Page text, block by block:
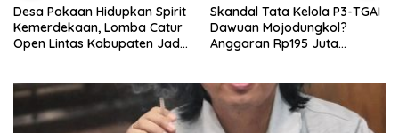
Desa Pokaan Hidupkan Spirit
Kemerdekaan, Lomba Catur
Open Lintas Kabupaten Jadi
Skandal Tata Kelola P3-TGAI
Dawuan Mojodungkol?
Anggaran Rp195 Juta
Swakelola Petani